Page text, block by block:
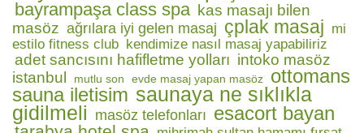
bayrampaşa class spa kas masajı bilen
masöz ağrılara iyi gelen masaj çplak masaj mi
estilo fitness club kendimize nasıl masaj yapabiliriz
adet sancısını hafifletme yolları intoko masöz
istanbul
mutlu son evde masaj yapan masöz
ottomans
sauna iletisim saunaya ne sıklıkla
gidilmeli masöz telefonları esacort bayan